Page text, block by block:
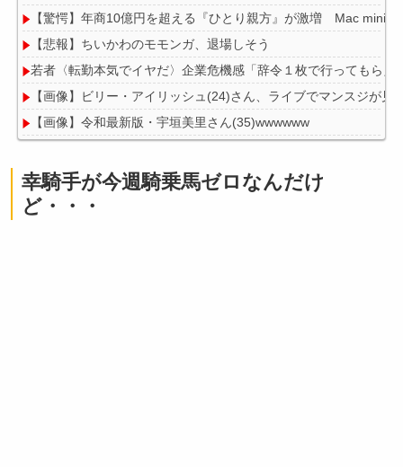
【驚愕】年商10億円を超える『ひとり親方』が激増 Mac mini
【悲報】ちいかわのモモンガ、退場しそう
若者〈転勤本気でイヤだ〉企業危機感「辞令１枚で行ってもら
【画像】ビリー・アイリッシュ(24)さん、ライブでマンスジが見
【画像】令和最新版・宇垣美里さん(35)wwwwww
【悲報】教室、ヤンキーがブチ切れでとんでもない空気になるｗ
幸騎手が今週騎乗馬ゼロなんだけ
ど・・・